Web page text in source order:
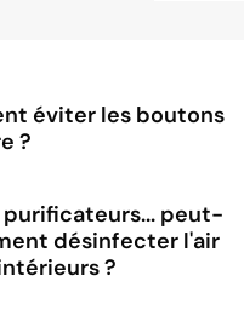
éviter les boutons
?
purificateurs... peut-
désinfecter l'air
?